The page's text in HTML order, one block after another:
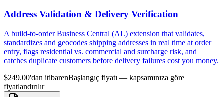
Address Validation & Delivery Verification
A build-to-order Business Central (AL) extension that validates,
standardizes and geocodes shipping addresses in real time at order
entry, flags residential vs. commercial and surcharge risk, and
catches duplicate customers before delivery failures cost you money.
$249.00'dan itibarenBaşlangıç fiyatı — kapsamınıza göre
fiyatlandırılır